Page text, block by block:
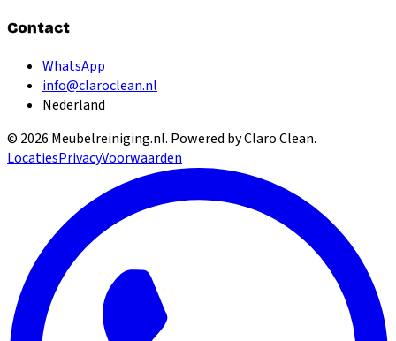
Contact
WhatsApp
info@claroclean.nl
Nederland
© 2026 Meubelreiniging.nl. Powered by Claro Clean.
LocatiesPrivacyVoorwaarden